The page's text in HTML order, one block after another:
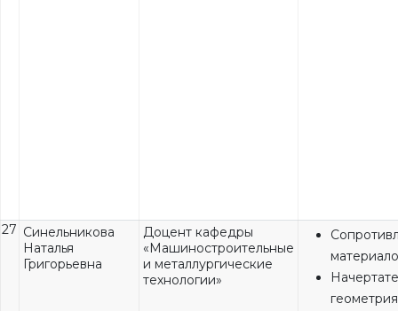
27 Синельникова
Наталья
Григорьевна
Доцент кафедры
«Машиностроительные
и металлургические
технологии»